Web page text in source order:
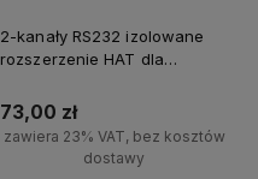
2-kanały RS232 izolowane
rozszerzenie HAT dla
73,00 zł
zawiera 23% VAT, bez kosztów
dostawy